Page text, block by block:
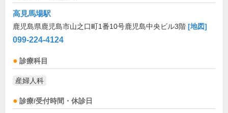
高見馬場駅
鹿児島県鹿児島市山之口町1番10号鹿児島中央ビル3階 [地図]
099-224-4124
診療科目
産婦人科
診療/受付時間・休診日